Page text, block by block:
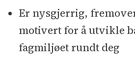
Er nysgjerrig,
motivert for å utvikle
fagmiljøet rundt deg